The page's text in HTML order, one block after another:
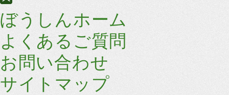
ぼうしんホーム
よくあるご質問
お問い合わせ
サイトマップ